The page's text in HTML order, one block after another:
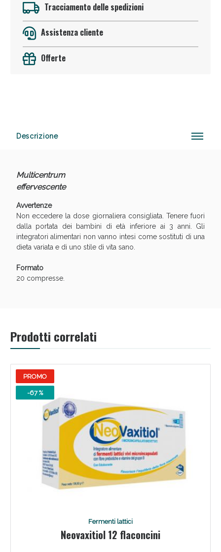
Tracciamento delle spedizioni
Assistenza cliente
Offerte
Descrizione
Multicentrum
effervescente
Avvertenze
Non eccedere la dose giornaliera consigliata. Tenere fuori
dalla portata dei bambini di età inferiore ai 3 anni. Gli
integratori alimentari non vanno intesi come sostituti di una
dieta variata e di uno stile di vita sano.
Formato
20 compresse.
Prodotti correlati
PROMO
-67 %
Fermenti lattici
Neovaxitiol 12 flaconcini
Sconto fino al 55% disponibile oggi!